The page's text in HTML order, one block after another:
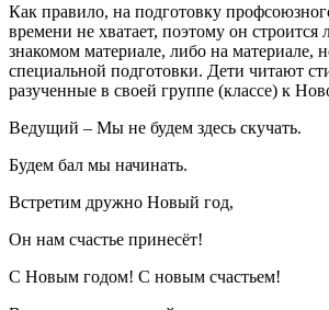
Как правило, на подготовку
времени не хватает, поэтому он строится
знакомом материале, либо на материале,
специальной подготовки. Дети читают
разученные в своей группе (классе) к
Ведущий – Мы не будем здесь скучать.
Будем бал мы начинать.
Встретим дружно Новый год,
Он нам счастье принесёт!
С Новым годом! С новым счастьем!